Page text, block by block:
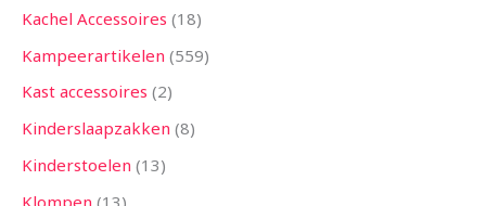
Kachel Accessoires 18
Kampeerartikelen 559
Kast accessoires 2
Kinderslaapzakken 8
Kinderstoelen 13
Klompen 13